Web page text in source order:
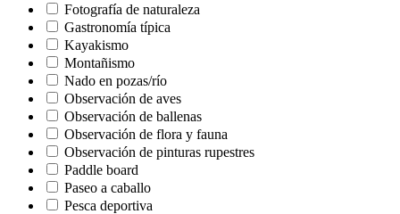
Fotografía de naturaleza
Gastronomía típica
Kayakismo
Montañismo
Nado en pozas/río
Observación de aves
Observación de ballenas
Observación de flora y fauna
Observación de pinturas rupestres
Paddle board
Paseo a caballo
Pesca deportiva